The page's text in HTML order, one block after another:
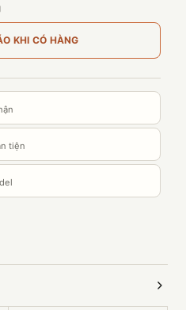
KHI CÓ HÀNG
tiện